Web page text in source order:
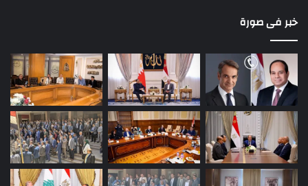
خبر فى صورة